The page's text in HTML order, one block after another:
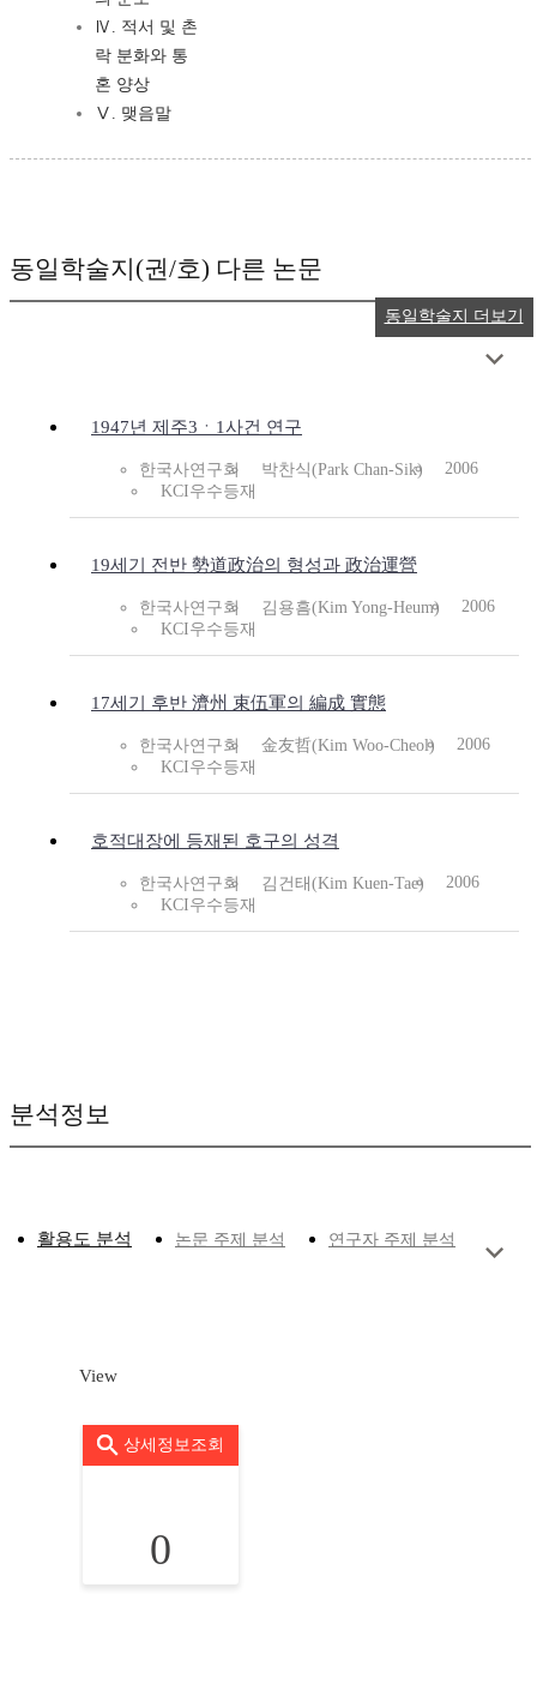
Ⅳ. 적서 및 촌
락 분화와 통
혼 양상
Ⅴ. 맺음말
동일학술지(권/호) 다른 논문
1947년 제주3ㆍ1사건 연구
한국사연구회 박찬식(Park Chan-Sik)
2006
KCI우수등재
19세기 전반 勢道政治의 형성과 政治運營
한국사연구회 김용흠(Kim Yong-Heum)
2006
KCI우수등재
17세기 후반 濟州 束伍軍의 編成 實態
한국사연구회 金友哲(Kim Woo-Cheol)
2006
KCI우수등재
호적대장에 등재된 호구의 성격
한국사연구회 김건태(Kim Kuen-Tae)
2006
KCI우수등재
동일학술지 더보기
분석정보
활용도 분석 논문 주제 분석 연구자 주제 분석
View
상세정보조회
0